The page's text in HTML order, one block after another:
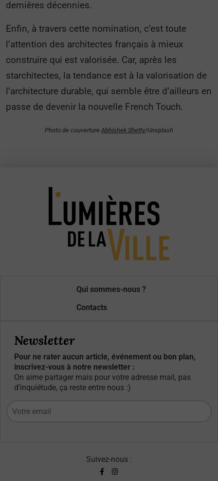
dernières décennies.
Enfin, à travers cette nomination, c’est toute
l’attention des architectes français à mieux
construire qui est valorisée. Car, après les
starchitectes, la tendance est à la valorisation de
l’architecture durable, qui semble être d’ailleurs en
passe de devenir la nouvelle French Touch.
Photo de couverture Abhishek Shetty/Unsplash
Qui sommes-nous ?
Contacts
Newsletter
Pour ne rater aucun article, événement ou bon plan,
inscrivez-vous à notre newsletter :
On aime partager mais pour votre adresse mail, pas
d’inquiétude, ça reste entre nous :)
Suivez-nous :